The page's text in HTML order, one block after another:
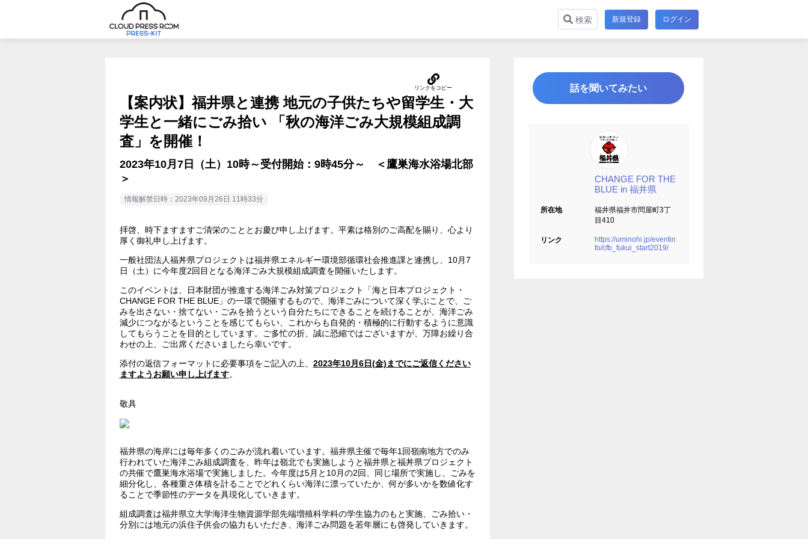
検索 新規登録 ログイン
【案内状】福井県と連携 地元の子供たちや留学生・大
学生と一緒にごみ拾い 「秋の海洋ごみ大規模組成調
査」を開催！
2023年10月7日（土）10時～受付開始：9時45分～ ＜鷹巣海水浴場北部
＞
情報解禁日時：2023年09月26日 11時33分
拝啓、時下ますますご清栄のこととお慶び申し上げます。平素は格別のご高配を賜り、心より
厚く御礼申し上げます。
一般社団法人福丼県プロジェクトは福井県エネルギー環境部循環社会推進課と連携し、10月7
日（土）に今年度2回目となる海洋ごみ大規模組成調査を開催いたします。
このイベントは、日本財団が推進する海洋ごみ対策プロジェクト「海と日本プロジェクト・
CHANGE FOR THE BLUE」の一環で開催するもので、海洋ごみについて深く学ぶことで、ご
みを出さない・捨てない・ごみを拾うという自分たちにできることを続けることが、海洋ごみ
減少につながるということを感じてもらい、これからも自発的・積極的に行動するように意識
してもらうことを目的としています。ご多忙の折、誠に恐縮ではございますが、万障お繰り合
わせの上、ご出席くださいましたら幸いです。
添付の返信フォーマットに必要事項をご記入の上、 2023年10月6日(金)までにご返信ください
ますようお願い申し上げます。
敬具
福井県の海岸には毎年多くのごみが流れ着いています。福井県主催で毎年1回嶺南地方でのみ
行われていた海洋ごみ組成調査を、昨年は嶺北でも実施しようと福井県と福丼県プロジェクト
の共催で鷹巣海水浴場で実施しました。今年度は5月と10月の2回、同じ場所で実施し、ごみを
細分化し、各種重さ体積を計ることでどれくらい海洋に漂っていたか、何が多いかを数値化す
ることで季節性のデータを具現化していきます。
組成調査は福井県立大学海洋生物資源学部先端増殖科学科の学生協力のもと実施、ごみ拾い・
分別には地元の浜住子供会の協力もいただき、海洋ごみ問題を若年層にも啓発していきます。
話を聞いてみたい
CHANGE FOR THE
BLUE in 福井県
所在地
福井県福井市問屋町3丁
目410
リンク
https://uminohi.jp/eventin
fo/cfb_fukui_start2019/